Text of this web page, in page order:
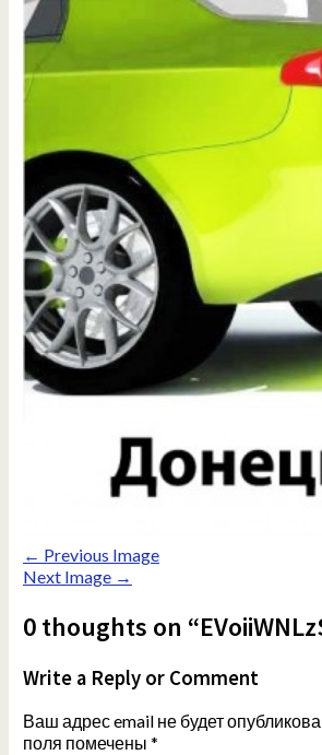
← Previous Image
Next Image →
0 thoughts on
Write a Reply or Comment
Ваш адрес email не будет
поля помечены *